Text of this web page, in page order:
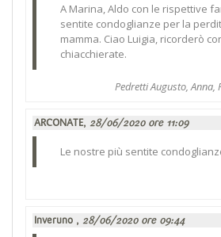
A Marina, Aldo con le rispettive
sentite condoglianze per la
mamma. Ciao Luigia, ricorderò
chiacchierate.
Pedretti Augusto, Anna,
ARCONATE, 28/06/2020 ore 11:09
Le nostre più sentite
Inveruno , 28/06/2020 ore 09:44